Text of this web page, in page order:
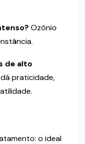
Ozônio
de alto
praticidade,
o ideal